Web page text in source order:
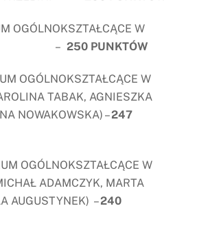
OGÓLNOKSZTAŁCĄCE W
– 250 PUNKTÓW
OGÓLNOKSZTAŁCĄCE W
TABAK, AGNIESZKA
NOWAKOWSKA) –247
OGÓLNOKSZTAŁCĄCE W
ADAMCZYK, MARTA
AUGUSTYNEK) –240